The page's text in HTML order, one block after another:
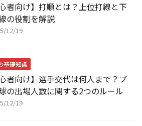
心者向け】打順とは？上位打線と下
の役割を解説
12/19
基礎知識
心者向け】選手交代は何人まで？プ
の出場人数に関する2つのルール
12/19